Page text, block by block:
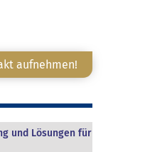
aufnehmen!
und Lösungen für